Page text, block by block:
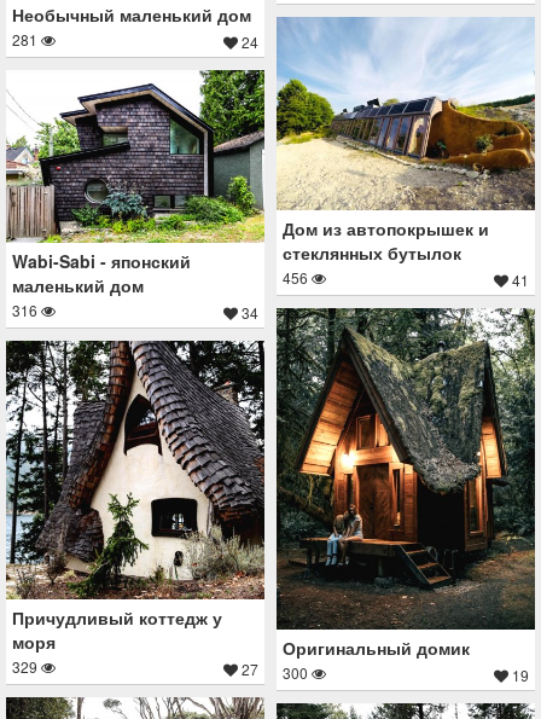
Необычный маленький дом
281 24
Дом из автопокрышек и
стеклянных бутылок
456 41
Wabi-Sabi - японский
маленький дом
316 34
Оригинальный домик
300 19
Причудливый коттедж у
моря
329 27